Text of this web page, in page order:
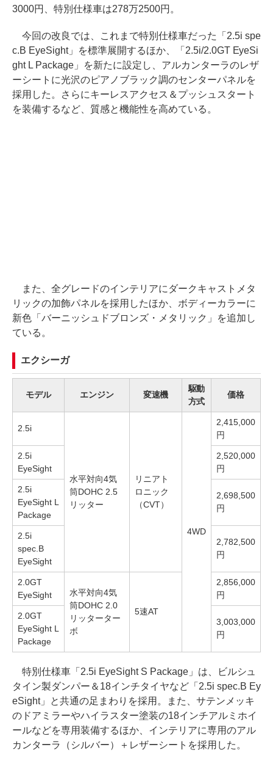
3000円、特別仕様車は278万2500円。
今回の改良では、これまで特別仕様車だった「2.5i spe
c.B EyeSight」を標準展開するほか、「2.5i/2.0GT EyeSi
ght L Package」を新たに設定し、アルカンターラのレザ
ーシートに光沢のピアノブラック調のセンターパネルを
採用した。さらにキーレスアクセス＆プッシュスタート
を装備するなど、質感と機能性を高めている。
また、全グレードのインテリアにダークキャストメタ
リックの加飾パネルを採用したほか、ボディーカラーに
新色「バーニッシュドブロンズ・メタリック」を追加し
ている。
エクシーガ
モデル エンジン 変速機
駆動
方式
価格
2.5i
水平対向4気
筒DOHC 2.5
リッター
リニアト
ロニック
（CVT）
4WD
2,415,000
円
2.5i
EyeSight
2,520,000
円
2.5i
EyeSight L
Package
2,698,500
円
2.5i
spec.B
EyeSight
2,782,500
円
2.0GT
EyeSight
水平対向4気
筒DOHC 2.0
リッターター
ボ
5速AT
2,856,000
円
2.0GT
EyeSight L
Package
3,003,000
円
特別仕様車「2.5i EyeSight S Package」は、ビルシュ
タイン製ダンパー＆18インチタイヤなど「2.5i spec.B Ey
eSight」と共通の足まわりを採用。また、サテンメッキ
のドアミラーやハイラスター塗装の18インチアルミホイ
ールなどを専用装備するほか、インテリアに専用のアル
カンターラ（シルバー）＋レザーシートを採用した。